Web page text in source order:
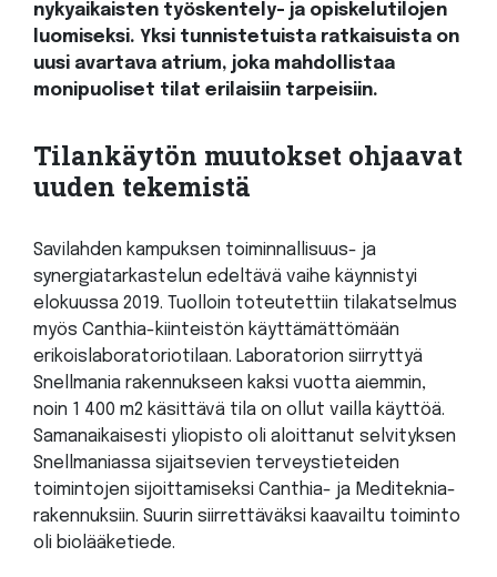
nykyaikaisten työskentely- ja opiskelutilojen
luomiseksi. Yksi tunnistetuista ratkaisuista on
uusi avartava atrium, joka mahdollistaa
monipuoliset tilat erilaisiin tarpeisiin.
Tilankäytön muutokset ohjaavat
uuden tekemistä
Savilahden kampuksen toiminnallisuus- ja
synergiatarkastelun edeltävä vaihe käynnistyi
elokuussa 2019. Tuolloin toteutettiin tilakatselmus
myös Canthia-kiinteistön käyttämättömään
erikoislaboratoriotilaan. Laboratorion siirryttyä
Snellmania rakennukseen kaksi vuotta aiemmin,
noin 1 400 m2 käsittävä tila on ollut vailla käyttöä.
Samanaikaisesti yliopisto oli aloittanut selvityksen
Snellmaniassa sijaitsevien terveystieteiden
toimintojen sijoittamiseksi Canthia- ja Mediteknia-
rakennuksiin. Suurin siirrettäväksi kaavailtu toiminto
oli biolääketiede.